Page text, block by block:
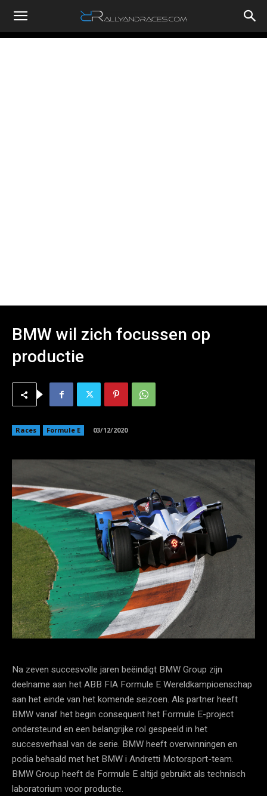
RallyandRaces.com
BMW wil zich focussen op
productie
Races Formule E 03/12/2020
Na zeven succesvolle jaren beëindigt BMW Group zijn
deelname aan het ABB FIA Formule E Wereldkampioenschap
aan het einde van het komende seizoen. Als partner heeft
BMW vanaf het begin consequent het Formule E-project
ondersteund en een belangrijke rol gespeeld in het
succesverhaal van de serie. BMW heeft overwinningen en
podia behaald met het BMW i Andretti Motorsport-team.
BMW Group heeft de Formule E altijd gebruikt als technisch
laboratorium voor productie.